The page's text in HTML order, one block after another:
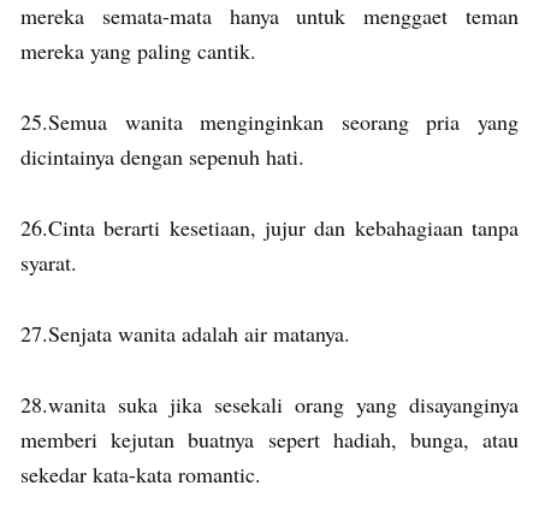
mereka semata-mata hanya untuk menggaet teman
mereka yang paling cantik.
25.Semua wanita menginginkan seorang pria yang
dicintainya dengan sepenuh hati.
26.Cinta berarti kesetiaan, jujur dan kebahagiaan tanpa
syarat.
27.Senjata wanita adalah air matanya.
28.wanita suka jika sesekali orang yang disayanginya
memberi kejutan buatnya sepert hadiah, bunga, atau
sekedar kata-kata romantic.